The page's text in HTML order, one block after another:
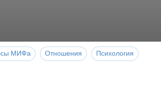
МИФа Отношения Психология